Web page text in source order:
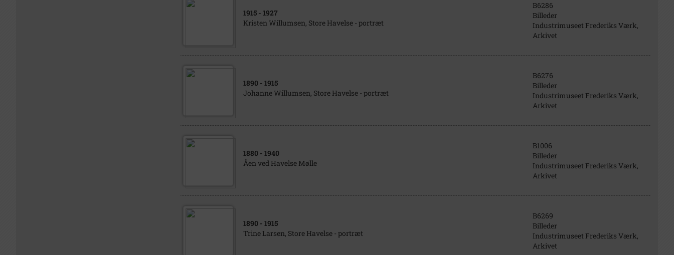
1915 - 1927
Kristen Willumsen, Store Havelse - portræt
B6286
Billeder
Industrimuseet Frederiks Værk,
Arkivet
1890 - 1915
Johanne Willumsen, Store Havelse - portræt
B6276
Billeder
Industrimuseet Frederiks Værk,
Arkivet
1880 - 1940
Åen ved Havelse Mølle
B1006
Billeder
Industrimuseet Frederiks Værk,
Arkivet
1890 - 1915
Trine Larsen, Store Havelse - portræt
B6269
Billeder
Industrimuseet Frederiks Værk,
Arkivet